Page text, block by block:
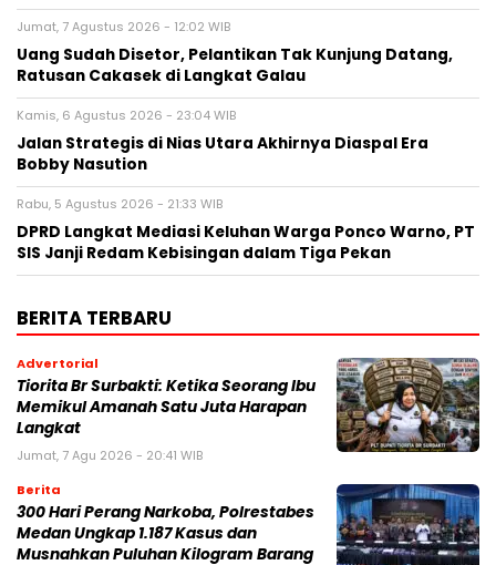
Jumat, 7 Agustus 2026 - 12:02 WIB
Uang Sudah Disetor, Pelantikan Tak Kunjung Datang,
Ratusan Cakasek di Langkat Galau
Kamis, 6 Agustus 2026 - 23:04 WIB
Jalan Strategis di Nias Utara Akhirnya Diaspal Era
Bobby Nasution
Rabu, 5 Agustus 2026 - 21:33 WIB
DPRD Langkat Mediasi Keluhan Warga Ponco Warno, PT
SIS Janji Redam Kebisingan dalam Tiga Pekan
BERITA TERBARU
Advertorial
Tiorita Br Surbakti: Ketika Seorang Ibu
Memikul Amanah Satu Juta Harapan
Langkat
Jumat, 7 Agu 2026 - 20:41 WIB
Berita
300 Hari Perang Narkoba, Polrestabes
Medan Ungkap 1.187 Kasus dan
Musnahkan Puluhan Kilogram Barang